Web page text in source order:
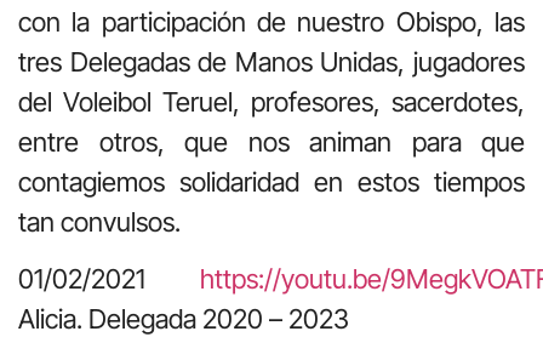
con la participación de nuestro Obispo, las
tres Delegadas de Manos Unidas, jugadores
del Voleibol Teruel, profesores, sacerdotes,
entre otros, que nos animan para que
contagiemos solidaridad en estos tiempos
tan convulsos.
01/02/2021 https://youtu.be/
Alicia. Delegada 2020 – 2023